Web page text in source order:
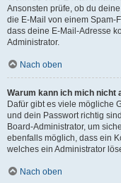
Ansonsten prüfe, ob du
die E-Mail von einem Spam-
dass deine E-Mail-Adresse
Administrator.
Nach oben
Warum kann ich mich nicht
Dafür gibt es viele mögliche
und dein Passwort richtig
Board-Administrator, um
ebenfalls möglich, dass ein
welches ein Administrator
Nach oben